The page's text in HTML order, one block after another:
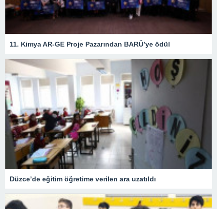
11. Kimya AR-GE Proje Pazarından BARÜ’ye ödül
Düzce’de eğitim öğretime verilen ara uzatıldı